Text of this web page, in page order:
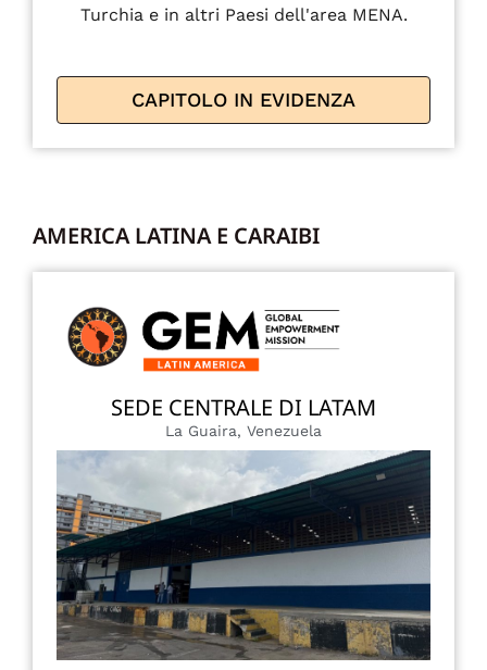
Turchia e in altri Paesi dell'area MENA.
CAPITOLO IN EVIDENZA
AMERICA LATINA E CARAIBI
SEDE CENTRALE DI LATAM
La Guaira, Venezuela